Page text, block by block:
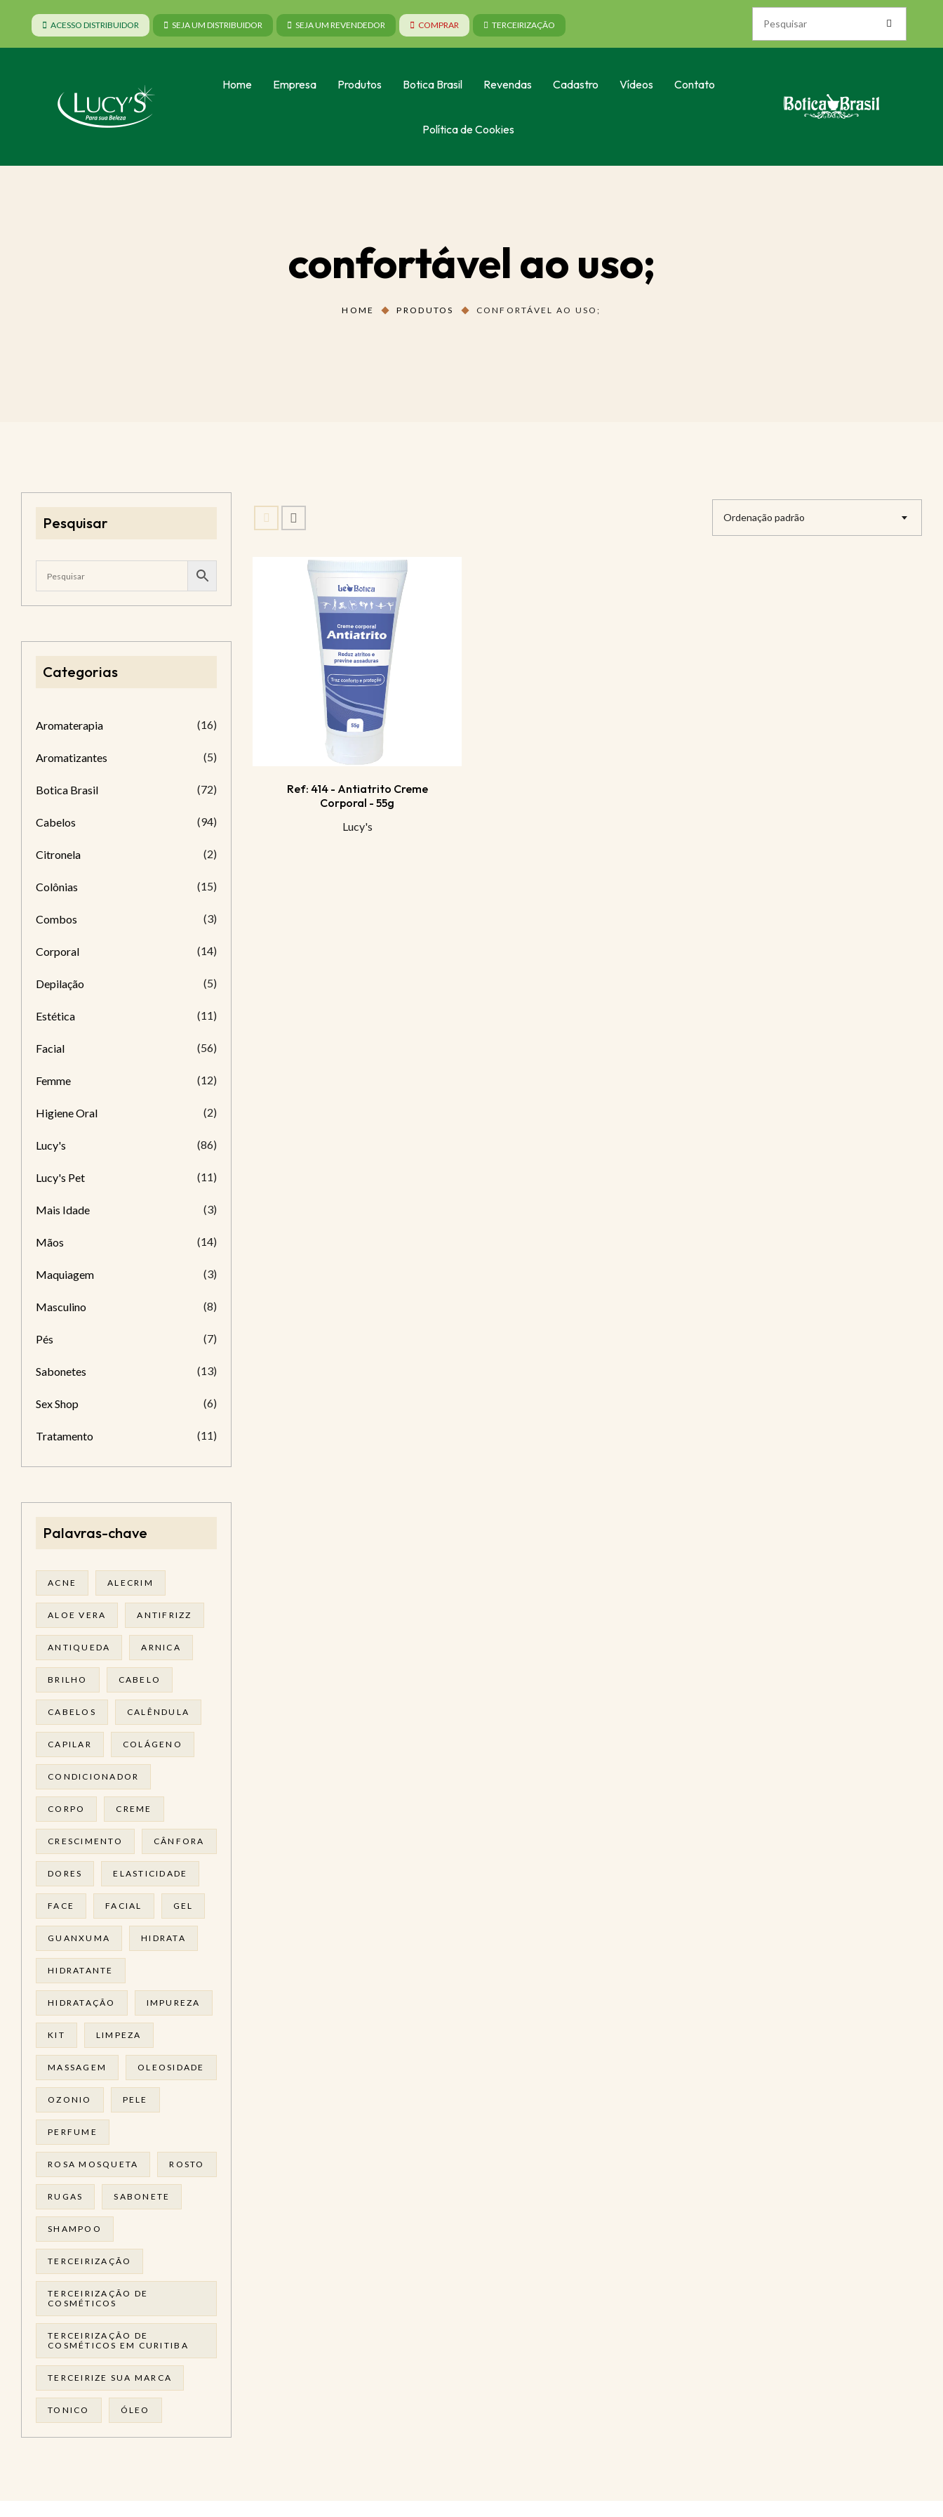
ACESSO DISTRIBUIDOR SEJA UM DISTRIBUIDOR SEJA UM REVENDEDOR COMPRAR TERCEIRIZAÇÃO
Home Empresa Produtos Botica Brasil Revendas Cadastro Vídeos Contato
Política de Cookies
confortável ao uso;
HOME PRODUTOS CONFORTÁVEL AO USO;
Ordenação padrão
Ref: 414 - Antiatrito Creme
Corporal - 55g
Lucy's
Pesquisar
Categorias
Aromaterapia (16)
Aromatizantes (5)
Botica Brasil (72)
Cabelos (94)
Citronela (2)
Colônias (15)
Combos (3)
Corporal (14)
Depilação (5)
Estética (11)
Facial (56)
Femme (12)
Higiene Oral (2)
Lucy's (86)
Lucy's Pet (11)
Mais Idade (3)
Mãos (14)
Maquiagem (3)
Masculino (8)
Pés (7)
Sabonetes (13)
Sex Shop (6)
Tratamento (11)
Palavras-chave
ACNE ALECRIM
ALOE VERA ANTIFRIZZ
ANTIQUEDA ARNICA
BRILHO CABELO
CABELOS CALÊNDULA
CAPILAR COLÁGENO
CONDICIONADOR
CORPO CREME
CRESCIMENTO CÂNFORA
DORES ELASTICIDADE
FACE FACIAL GEL
GUANXUMA HIDRATA
HIDRATANTE
HIDRATAÇÃO IMPUREZA
KIT LIMPEZA
MASSAGEM OLEOSIDADE
OZONIO PELE
PERFUME
ROSA MOSQUETA ROSTO
RUGAS SABONETE
SHAMPOO
TERCEIRIZAÇÃO
TERCEIRIZAÇÃO DE
COSMÉTICOS
TERCEIRIZAÇÃO DE
COSMÉTICOS EM CURITIBA
TERCEIRIZE SUA MARCA
TONICO ÓLEO